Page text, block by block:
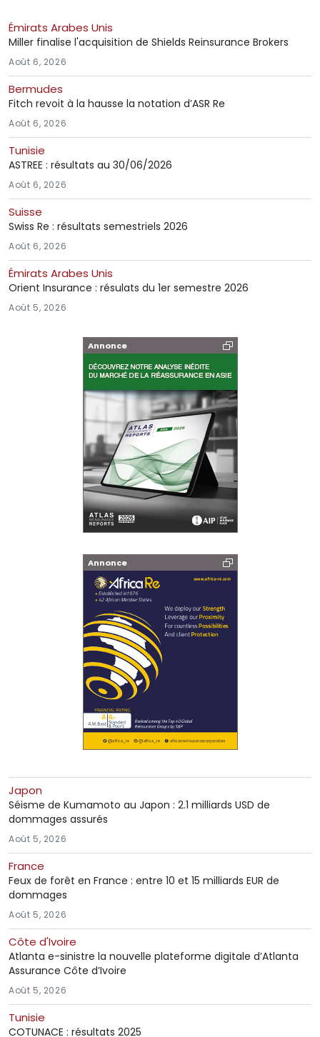
Émirats Arabes Unis
Miller finalise l'acquisition de Shields Reinsurance Brokers
Août 6, 2026
Bermudes
Fitch revoit à la hausse la notation d’ASR Re
Août 6, 2026
Tunisie
ASTREE : résultats au 30/06/2026
Août 6, 2026
Suisse
Swiss Re : résultats semestriels 2026
Août 6, 2026
Émirats Arabes Unis
Orient Insurance : résulats du 1er semestre 2026
Août 5, 2026
Annonce
Annonce
Japon
Séisme de Kumamoto au Japon : 2.1 milliards USD de
dommages assurés
Août 5, 2026
France
Feux de forêt en France : entre 10 et 15 milliards EUR de
dommages
Août 5, 2026
Côte d'Ivoire
Atlanta e-sinistre la nouvelle plateforme digitale d’Atlanta
Assurance Côte d’Ivoire
Août 5, 2026
Tunisie
COTUNACE : résultats 2025